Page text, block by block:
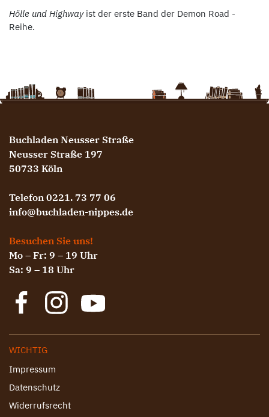
Hölle und Highwayist der erste Band der Demon Road -
Reihe.
Buchladen Neusser Straße
Neusser Straße 197
50733 Köln
Telefon 0221. 73 77 06
info@buchladen-nippes.de
Besuchen Sie uns!
Mo – Fr: 9 – 19 Uhr
Sa: 9 – 18 Uhr
WICHTIG
Impressum
Datenschutz
Widerrufsrecht